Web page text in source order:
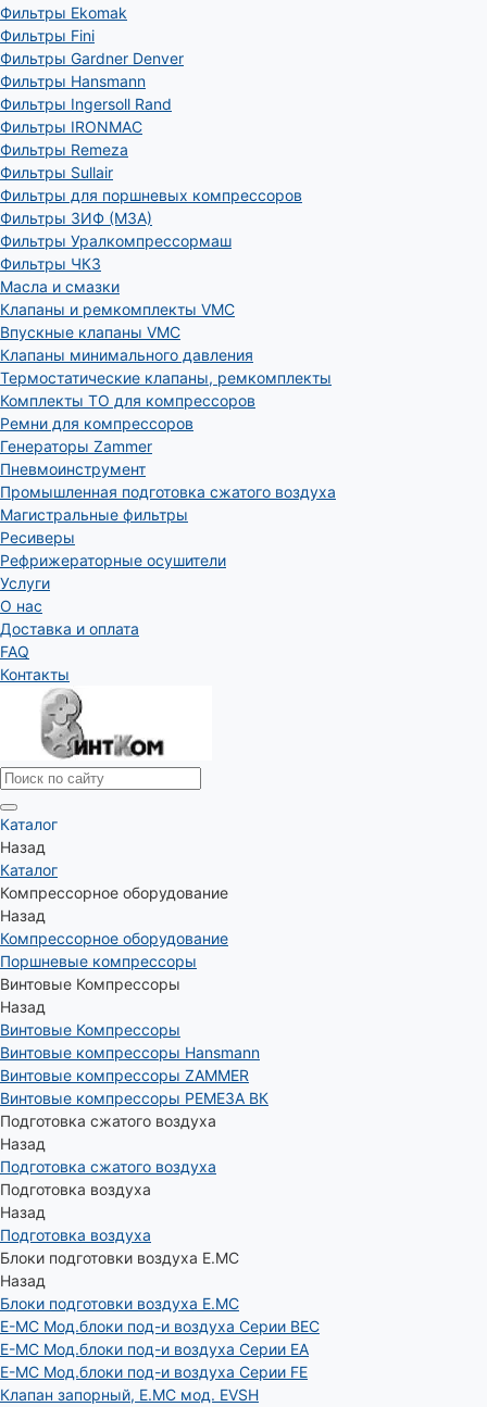
Фильтры Ekomak
Фильтры Fini
Фильтры Gardner Denver
Фильтры Hansmann
Фильтры Ingersoll Rand
Фильтры IRONMAC
Фильтры Remeza
Фильтры Sullair
Фильтры для поршневых компрессоров
Фильтры ЗИФ (МЗА)
Фильтры Уралкомпрессормаш
Фильтры ЧКЗ
Масла и смазки
Клапаны и ремкомплекты VMC
Впускные клапаны VMC
Клапаны минимального давления
Термостатические клапаны, ремкомплекты
Комплекты ТО для компрессоров
Ремни для компрессоров
Генераторы Zammer
Пневмоинструмент
Промышленная подготовка сжатого воздуха
Магистральные фильтры
Ресиверы
Рефрижераторные осушители
Услуги
О нас
Доставка и оплата
FAQ
Контакты
Каталог
Назад
Каталог
Компрессорное оборудование
Назад
Компрессорное оборудование
Поршневые компрессоры
Винтовые Компрессоры
Назад
Винтовые Компрессоры
Винтовые компрессоры Hansmann
Винтовые компрессоры ZAMMER
Винтовые компрессоры РЕМЕЗА ВК
Подготовка сжатого воздуха
Назад
Подготовка сжатого воздуха
Подготовка воздуха
Назад
Подготовка воздуха
Блоки подготовки воздуха E.MC
Назад
Блоки подготовки воздуха E.MC
E-MC Мод.блоки под-и воздуха Серии BEC
E-MC Мод.блоки под-и воздуха Серии EA
E-MC Мод.блоки под-и воздуха Серии FE
Клапан запорный, E.MC мод. EVSH